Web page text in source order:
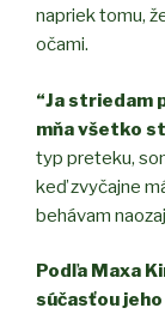
napriek tomu,
očami.
“Ja striedam
mňa všetko
typ preteku,
keď zvyčajne
behávam
Podľa Maxa
súčasťou